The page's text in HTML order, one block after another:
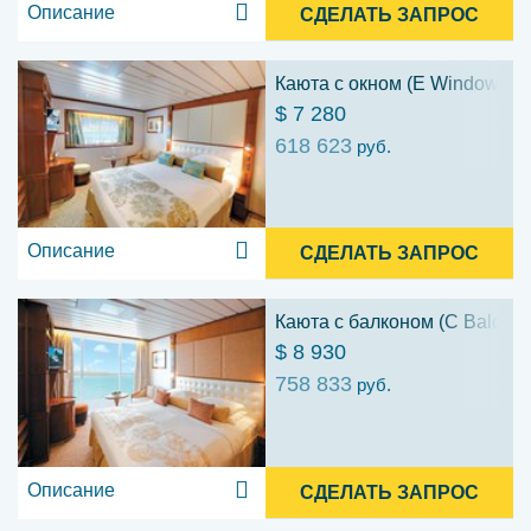
Описание СДЕЛАТЬ ЗАПРОС
Каюта с окном (E Window
$ 7 280
618 623 руб.
Описание СДЕЛАТЬ ЗАПРОС
Каюта с балконом (C
$ 8 930
758 833 руб.
Описание СДЕЛАТЬ ЗАПРОС